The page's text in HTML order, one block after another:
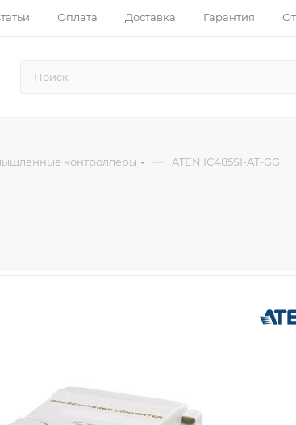
Оплата Доставка Гарантия
контроллеры — ATEN IC485SI-AT-GG